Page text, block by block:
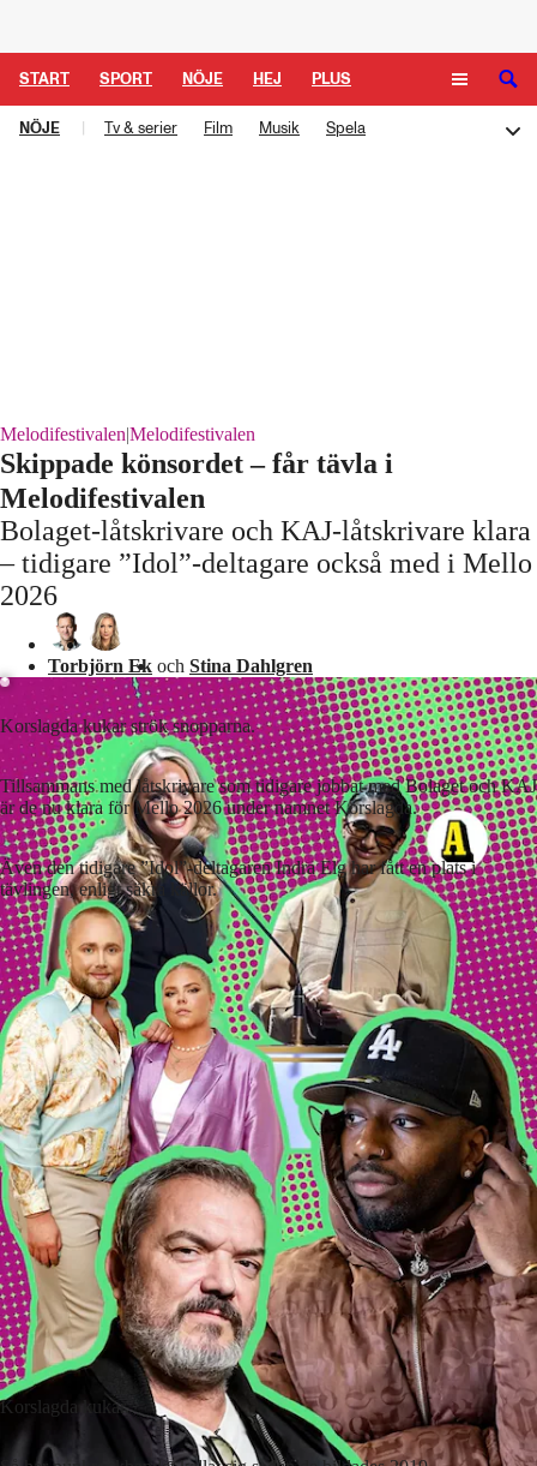
START SPORT NÖJE HEJ PLUS
TIPSA TV KULTUR LEDARE
NÖJE Tv & serier Film Musik
Spela
Melodifestivalen|Melodifestivalen
Skippade könsordet – får tävla i
Melodifestivalen
Bolaget-låtskrivare och KAJ-låtskrivare klara
– tidigare ”Idol”-deltagare också med i Mello
2026
Torbjörn Ek och Stina Dahlgren
Korslagda kukar strök snopparna.
Tillsammans med låtskrivare som tidigare jobbat med Bolaget och KAJ
är de nu klara för Mello 2026 under namnet Korslagda.
Även den tidigare ”Idol”-deltagaren Indra Elg har fått en plats i
tävlingen, enligt säkra källor.
Korslagda kukar.